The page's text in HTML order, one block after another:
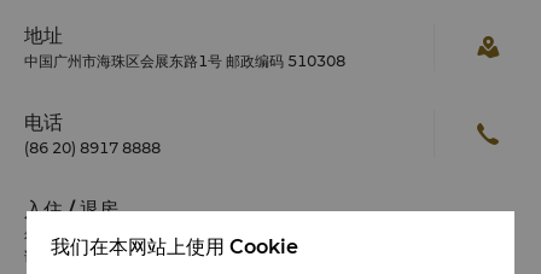
地址
中国广州市海珠区会展东路1号 邮政编码 510308
电话
(86 20) 8917 8888
入住 / 退房
希望您入住愉快
请留意入住/退房时间:
我们在本网站上使用 Cookie